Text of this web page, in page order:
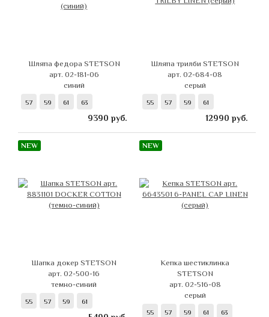
Шляпа федора STETSON
арт. 02-181-06
синий
57 59 61 63
9390 руб.
Шляпа трилби STETSON
арт. 02-684-08
серый
55 57 59 61
12990 руб.
NEW
Шапка докер STETSON
арт. 02-500-16
темно-синий
55 57 59 61
NEW
Кепка шестиклинка
STETSON
арт. 02-516-08
серый
55 57 59 61 63